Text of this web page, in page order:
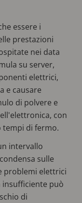
essere i
prestazioni
nei data
su server,
elettrici,
e causare
di polvere e
con
tempi di fermo.
intervallo
sulle
problemi elettrici
può
di